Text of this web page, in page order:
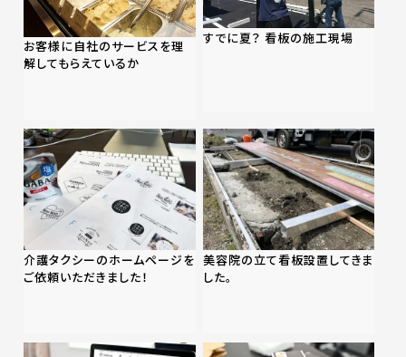
お客様に自社のサービスを理
解してもらえているか
すでに夏？ 看板の施工現場
介護タクシーのホームページを
ご依頼いただきました！
美容院の立て看板設置してきま
した。